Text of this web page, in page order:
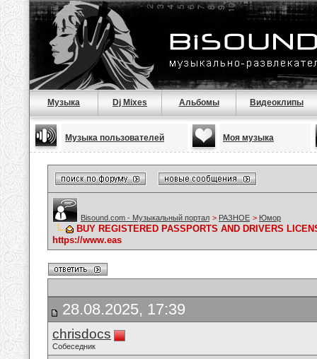
Музыка Dj Mixes Альбомы Видеоклипы
Музыка пользователей Моя музыка
Bisound.com - Музыкальный портал > РАЗНОЕ > Юмор
BUY REGISTERED PASSPORTS AND DRIVERS
https://www.eas
28.08.2025, 17:39
chrisdocs
Собеседник